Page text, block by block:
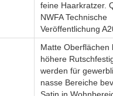
feine Haarkratzer.
NWFA Technische
Veröffentlichung
Matte Oberflächen
höhere
werden für
nasse Bereiche